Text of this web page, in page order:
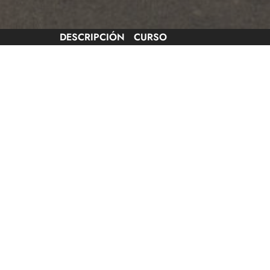
DESCRIPCIÓN CURSO